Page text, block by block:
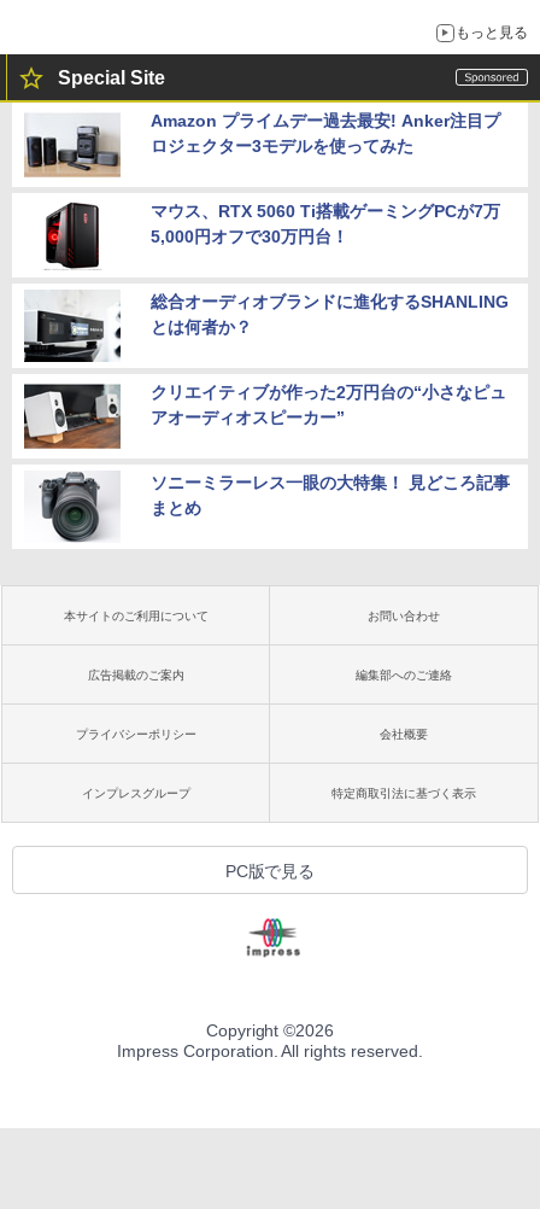
もっと見る
Special Site
Amazon プライムデー過去最安! Anker注目プ
ロジェクター3モデルを使ってみた
マウス、RTX 5060 Ti搭載ゲーミングPCが7万
5,000円オフで30万円台！
総合オーディオブランドに進化するSHANLING
とは何者か？
クリエイティブが作った2万円台の“小さなピュ
アオーディオスピーカー”
ソニーミラーレス一眼の大特集！ 見どころ記事
まとめ
本サイトのご利用について お問い合わせ
広告掲載のご案内 編集部へのご連絡
プライバシーポリシー 会社概要
インプレスグループ 特定商取引法に基づく表示
PC版で見る
Copyright ©2026
Impress Corporation. All rights reserved.